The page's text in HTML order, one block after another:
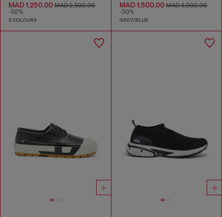
MAD 1,250.00 MAD 2,500.00
-50%
3 COLOURS
MAD 1,500.00MAD 3,000.00
-50%
GREY/BLUE